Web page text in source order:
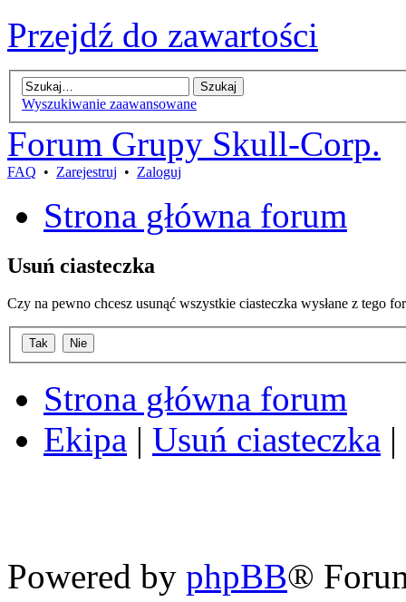
Przejdź do zawartości
Wyszukiwanie zaawansowane
Forum Grupy Skull-Corp.
FAQ • Zarejestruj • Zaloguj
Strona główna forum
Usuń ciasteczka
Czy na pewno chcesz usunąć wszystkie ciasteczka wysłane z tego
Strona główna forum
Ekipa | Usuń ciasteczka |
Powered by phpBB®